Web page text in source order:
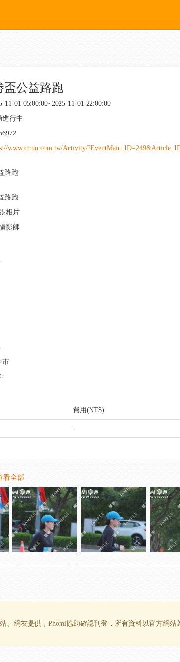
盃公益路跑
11-01 05:00:00~2025-11-01 22:00:00
進行中
www.ctrun.com.tw/Activity/
路跑
路跑
相片
影師
市
費用(NT$)
-
看全部
、網友提供，Phomi協助確認刊登，所有資料以官方網站